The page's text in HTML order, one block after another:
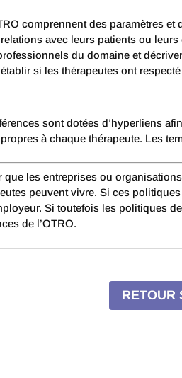
comprennent des paramètres
avec leurs patients ou
du domaine et
si les thérapeutes ont
sont dotées d’hyperliens
à chaque thérapeute. Les
que les entreprises ou
peuvent vivre. Si ces
Si toutefois les politiques
de l’OTRO.
RETOUR